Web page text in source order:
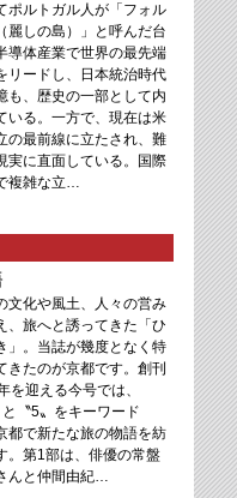
ポルトガル人が「フォル
麗しの島）」と呼んだ台
導体産業で世界の最先端
リードし、日本統治時代
も、歴史の一部として内
いる。一方で、現在は米
の最前線に立たされ、難
実に直面している。国際
複雑な立…
文化や風土、人々の営み
、旅へと誘ってきた「ひ
」。当誌が幾度となく特
きたのが京都です。創刊
を迎える今号では、
と〝5〟をキーワード
都で新たな旅の物語を紡
。第1部は、俳優の常盤
んと仲間由紀…